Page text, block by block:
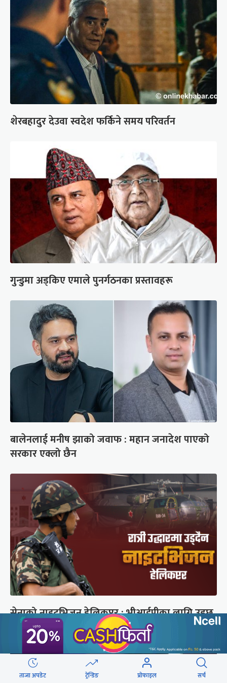
शेरबहादुर देउवा स्वदेश फर्किने समय परिवर्तन
गुन्डुमा अड्किए एमाले पुनर्गठनका प्रस्तावहरू
बालेनलाई मनीष झाको जवाफ : महान जनादेश पाएको
सरकार एक्लो छैन
सेनाको नाइटभिजन हेलिकप्टर : भीआईपीका लागि उड्छ,
जनताको ज्यान बचाउन उड्दैन
ताजा अपडेट ट्रेन्डिङ प्रोफाइल सर्च